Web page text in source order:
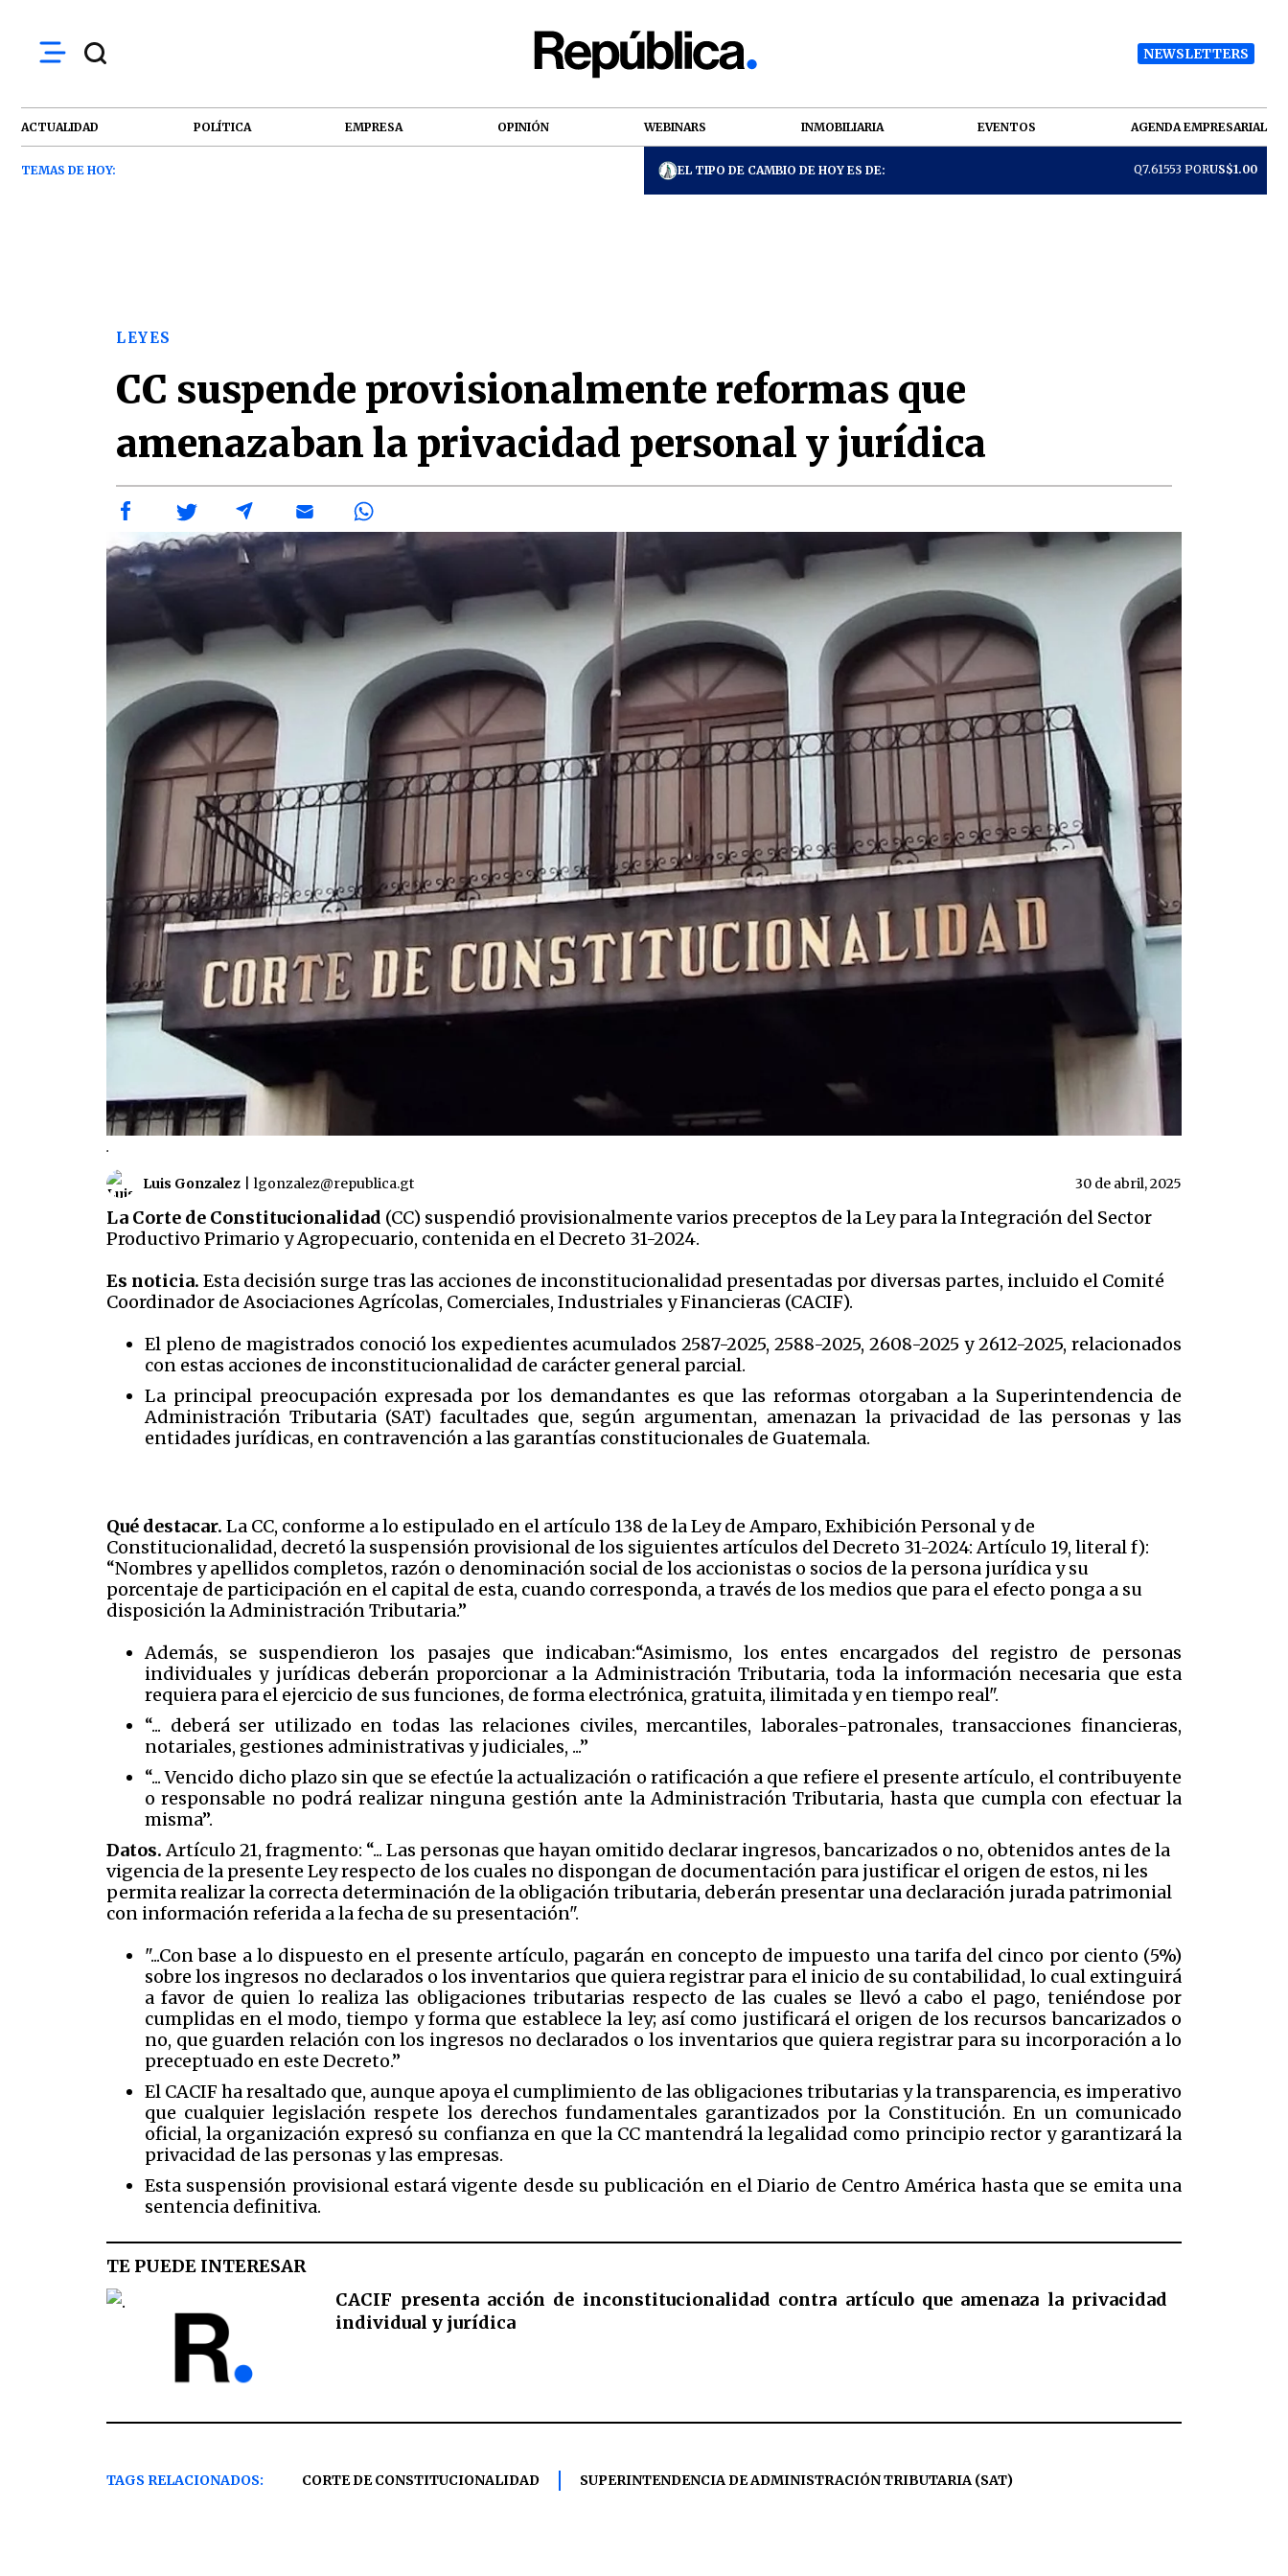
NEWSLETTERS
ACTUALIDAD POLÍTICA EMPRESA OPINIÓN WEBINARS INMOBILIARIA EVENTOS AGENDA EMPRESARIAL
TEMAS DE HOY: EL TIPO DE CAMBIO DE HOY ES DE: Q7.61553 PORUS$1.00
LEYES
CC suspende provisionalmente reformas que
amenazaban la privacidad personal y jurídica
.
Luis Gonzalez lgonzalez@republica.gt 30 de abril, 2025
La Corte de Constitucionalidad (CC) suspendió provisionalmente varios preceptos de la Ley para la Integración del Sector
Productivo Primario y Agropecuario, contenida en el Decreto 31-2024.
Es noticia. Esta decisión surge tras las acciones de inconstitucionalidad presentadas por diversas partes, incluido el Comité
Coordinador de Asociaciones Agrícolas, Comerciales, Industriales y Financieras (CACIF).
El pleno de magistrados conoció los expedientes acumulados 2587-2025, 2588-2025, 2608-2025 y 2612-2025, relacionados
con estas acciones de inconstitucionalidad de carácter general parcial.
La principal preocupación expresada por los demandantes es que las reformas otorgaban a la Superintendencia de
Administración Tributaria (SAT) facultades que, según argumentan, amenazan la privacidad de las personas y las
entidades jurídicas, en contravención a las garantías constitucionales de Guatemala.
Qué destacar. La CC, conforme a lo estipulado en el artículo 138 de la Ley de Amparo, Exhibición Personal y de
Constitucionalidad, decretó la suspensión provisional de los siguientes artículos del Decreto 31-2024: Artículo 19, literal f):
“Nombres y apellidos completos, razón o denominación social de los accionistas o socios de la persona jurídica y su
porcentaje de participación en el capital de esta, cuando corresponda, a través de los medios que para el efecto ponga a su
disposición la Administración Tributaria.”
Además, se suspendieron los pasajes que indicaban:“Asimismo, los entes encargados del registro de personas
individuales y jurídicas deberán proporcionar a la Administración Tributaria, toda la información necesaria que esta
requiera para el ejercicio de sus funciones, de forma electrónica, gratuita, ilimitada y en tiempo real".
“... deberá ser utilizado en todas las relaciones civiles, mercantiles, laborales-patronales, transacciones financieras,
notariales, gestiones administrativas y judiciales, ...”
“... Vencido dicho plazo sin que se efectúe la actualización o ratificación a que refiere el presente artículo, el contribuyente
o responsable no podrá realizar ninguna gestión ante la Administración Tributaria, hasta que cumpla con efectuar la
misma”.
Datos.Artículo 21, fragmento: “... Las personas que hayan omitido declarar ingresos, bancarizados o no, obtenidos antes de la
vigencia de la presente Ley respecto de los cuales no dispongan de documentación para justificar el origen de estos, ni les
permita realizar la correcta determinación de la obligación tributaria, deberán presentar una declaración jurada patrimonial
con información referida a la fecha de su presentación".
"...Con base a lo dispuesto en el presente artículo, pagarán en concepto de impuesto una tarifa del cinco por ciento (5%)
sobre los ingresos no declarados o los inventarios que quiera registrar para el inicio de su contabilidad, lo cual extinguirá
a favor de quien lo realiza las obligaciones tributarias respecto de las cuales se llevó a cabo el pago, teniéndose por
cumplidas en el modo, tiempo y forma que establece la ley; así como justificará el origen de los recursos bancarizados o
no, que guarden relación con los ingresos no declarados o los inventarios que quiera registrar para su incorporación a lo
preceptuado en este Decreto.”
El CACIF ha resaltado que, aunque apoya el cumplimiento de las obligaciones tributarias y la transparencia, es imperativo
que cualquier legislación respete los derechos fundamentales garantizados por la Constitución. En un comunicado
oficial, la organización expresó su confianza en que la CC mantendrá la legalidad como principio rector y garantizará la
privacidad de las personas y las empresas.
Esta suspensión provisional estará vigente desde su publicación en el Diario de Centro América hasta que se emita una
sentencia definitiva.
TE PUEDE INTERESAR
CACIF presenta acción de inconstitucionalidad contra artículo que amenaza la privacidad
individual y jurídica
TAGS RELACIONADOS: CORTE DE CONSTITUCIONALIDAD SUPERINTENDENCIA DE ADMINISTRACIÓN TRIBUTARIA (SAT)